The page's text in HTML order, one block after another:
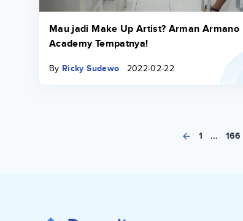
Mau jadi Make Up Artist? Arman Armano
Academy Tempatnya!
By Ricky Sudewo 2022-02-22
1 ... 166